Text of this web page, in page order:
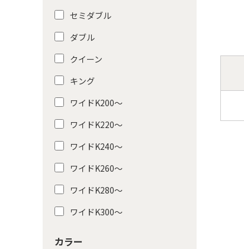
セミダブル
ダブル
クイーン
キング
ワイドK200〜
ワイドK220〜
ワイドK240〜
ワイドK260〜
ワイドK280〜
ワイドK300〜
カラー